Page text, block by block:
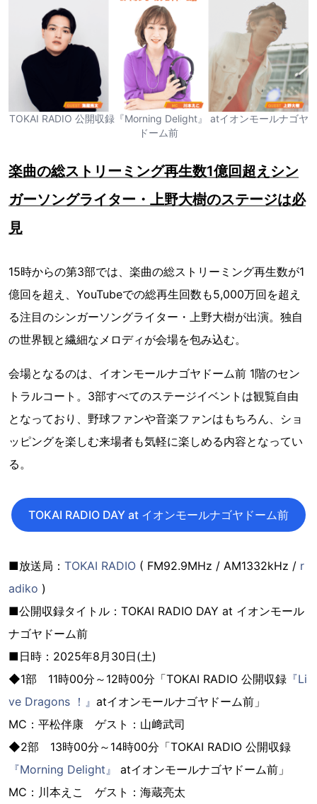
TOKAI RADIO 公開収録『Morning Delight』 atイオンモールナゴヤ
ドーム前
楽曲の総ストリーミング再生数1億回超えシン
ガーソングライター・上野大樹のステージは必
見
15時からの第3部では、楽曲の総ストリーミング再生数が1
億回を超え、YouTubeでの総再生回数も5,000万回を超え
る注目のシンガーソングライター・上野大樹が出演。独自
の世界観と繊細なメロディが会場を包み込む。
会場となるのは、イオンモールナゴヤドーム前 1階のセン
トラルコート。3部すべてのステージイベントは観覧自由
となっており、野球ファンや音楽ファンはもちろん、ショ
ッピングを楽しむ来場者も気軽に楽しめる内容となってい
る。
TOKAI RADIO DAY at イオンモールナゴヤドーム前
■放送局： TOKAI RADIO ( FM92.9MHz / AM1332kHz / r
adiko )
■公開収録タイトル：TOKAI RADIO DAY at イオンモール
ナゴヤドーム前
■日時：2025年8月30日(土)
◆1部 11時00分～12時00分「TOKAI RADIO 公開収録 『Li
ve Dragons ！』 atイオンモールナゴヤドーム前」
MC：平松伴康 ゲスト：山﨑武司
◆2部 13時00分～14時00分「TOKAI RADIO 公開収録
『Morning Delight』
atイオンモールナゴヤドーム前」
MC：川本えこ ゲスト：海蔵亮太